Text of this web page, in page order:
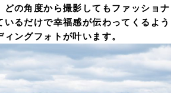
どの角度から撮影してもファッショナ
いるだけで幸福感が伝わってくるよう
ングフォトが叶います。